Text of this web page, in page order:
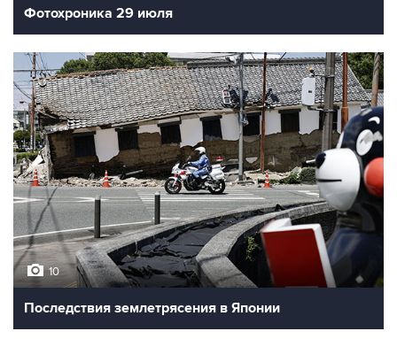
Фотохроника 29 июля
10
Последствия землетрясения в Японии